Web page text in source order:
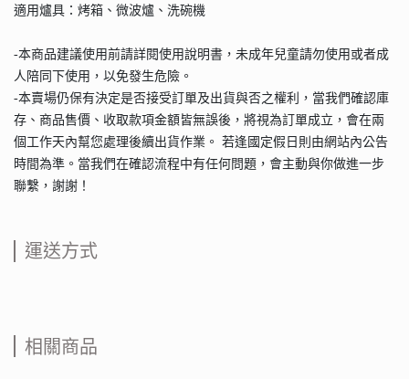
適用爐具：烤箱、微波爐、洗碗機
-本商品建議使用前請詳閱使用說明書，未成年兒童請勿使用或者成
人陪同下使用，以免發生危險。
-本賣場仍保有決定是否接受訂單及出貨與否之權利，當我們確認庫
存、商品售價、收取款項金額皆無誤後，將視為訂單成立，會在兩
個工作天內幫您處理後續出貨作業。 若逢國定假日則由網站內公告
時間為準。當我們在確認流程中有任何問題，會主動與你做進一步
聯繫，謝謝！
運送方式
相關商品